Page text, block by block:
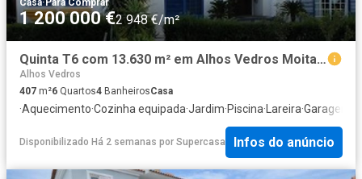
1 200 000 €2 948 €/m²
Quinta T6 com 13.630 m² em Alhos Vedros Moita Setúbal
Alhos Vedros
407 m²6 Quartos4 BanheirosCasa
·Aquecimento·Cozinha equipada·Jardim·Piscina·Lareira·Garagem
Disponibilizado Há 2 semanas por Supercasa Infos do anúncio